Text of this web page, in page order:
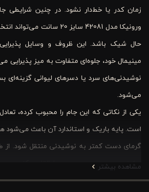
زمان کدر یا خط‌دار نشود. در چنین شرایطی
ورونیکا مدل 42081 سایز 20
حال شیک باشد. این ظروف و وسایل
مینیمال خود، جلوه‌ای متفاوت به میز پذیرایی
نوشیدنی‌های سرد یا دسرهای لیوانی
می‌شود.
یکی از نکاتی که این جام را محبوب کرده،
است. پایه باریک و استاندارد آن باعث می‌شود
گرمای دست کمتر به نوشیدنی منتقل شود. از
ساده، هم حس مدرن بودن را القا می‌کند و هم
پذیرایی هماهنگ می‌شود. بلور شفاف آن
مشاهده بیشتر